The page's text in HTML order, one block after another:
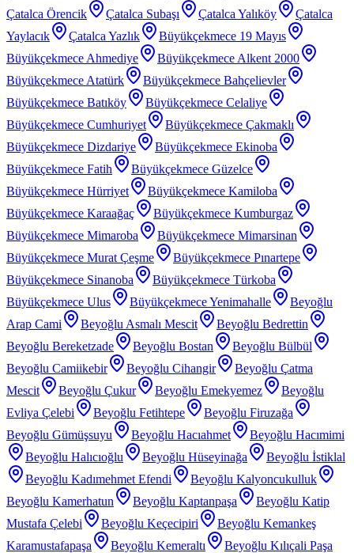
Çatalca Örencik
Çatalca Subaşı Çatalca Yalıköy
Çatalca
Yaylacık
Çatalca Yazlık
Büyükçekmece 19 Mayıs
Büyükçekmece Ahmediye
Büyükçekmece Alkent 2000
Büyükçekmece Atatürk
Büyükçekmece Bahçelievler
Büyükçekmece Batıköy
Büyükçekmece Celaliye
Büyükçekmece Cumhuriyet
Büyükçekmece Çakmaklı
Büyükçekmece Dizdariye
Büyükçekmece Ekinoba
Büyükçekmece Fatih
Büyükçekmece Güzelce
Büyükçekmece Hürriyet
Büyükçekmece Kamiloba
Büyükçekmece Karaağaç
Büyükçekmece Kumburgaz
Büyükçekmece Mimaroba
Büyükçekmece Mimarsinan
Büyükçekmece Murat Çeşme
Büyükçekmece Pınartepe
Büyükçekmece Sinanoba
Büyükçekmece Türkoba
Büyükçekmece Ulus
Büyükçekmece Yenimahalle
Beyoğlu
Arap Cami
Beyoğlu Asmalı Mescit
Beyoğlu Bedrettin
Beyoğlu Bereketzade
Beyoğlu Bostan
Beyoğlu Bülbül
Beyoğlu Camiikebir
Beyoğlu Cihangir
Beyoğlu Çatma
Mescit
Beyoğlu Çukur Beyoğlu Emekyemez
Beyoğlu
Evliya Çelebi
Beyoğlu Fetihtepe
Beyoğlu Firuzağa
Beyoğlu Gümüşsuyu
Beyoğlu Hacıahmet
Beyoğlu Hacımimi
Beyoğlu Halıcıoğlu
Beyoğlu Hüseyinağa
Beyoğlu İstiklal
Beyoğlu Kadımehmet Efendi
Beyoğlu Kalyoncukulluk
Beyoğlu Kamerhatun
Beyoğlu Kaptanpaşa
Beyoğlu Katip
Mustafa Çelebi
Beyoğlu Keçecipiri
Beyoğlu Kemankeş
Karamustafapaşa
Beyoğlu Kemeraltı
Beyoğlu Kılıçali Paşa